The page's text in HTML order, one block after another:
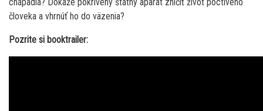
človeka a vhrnúť ho do väzenia?
Pozrite si booktrailer: